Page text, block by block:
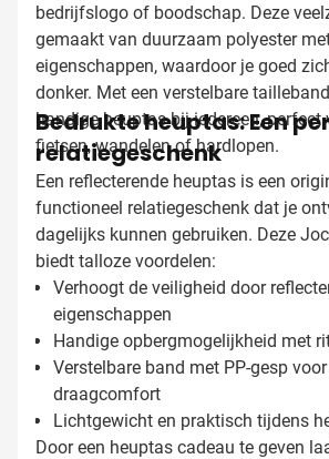
bedrijfslogo of boodschap. Deze
gemaakt van duurzaam polyester
eigenschappen, waardoor je goed
donker. Met een verstelbare
handige heuptas bij iedereen, perfect
fietsen, wandelen of hardlopen.
Bedrukte heuptas: Een
relatiegeschenk
Een reflecterende heuptas is een
functioneel relatiegeschenk dat je
dagelijks kunnen gebruiken. Deze
biedt talloze voordelen:
Verhoogt de veiligheid door
eigenschappen
Handige opbergmogelijkheid met
Verstelbare band met PP-gesp
draagcomfort
Lichtgewicht en praktisch tijdens
Door een heuptas cadeau te geven